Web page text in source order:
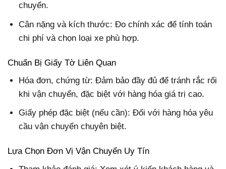
chuyển.
Cân nặng và kích thước: Đo chính xác để tính toán
chi phí và chọn loại xe phù hợp.
Chuẩn Bị Giấy Tờ Liên Quan
Hóa đơn, chứng từ: Đảm bảo đầy đủ để tránh rắc rối
khi vận chuyển, đặc biệt với hàng hóa giá trị cao.
Giấy phép đặc biệt (nếu cần): Đối với hàng hóa yêu
cầu vận chuyển chuyên biệt.
Lựa Chọn Đơn Vị Vận Chuyển Uy Tín